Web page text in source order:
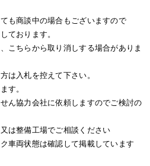
も商談中の場合もございますので
ております。
こちらから取り消しする場合がありま
は入札を控えて下さい。
す。
ん協力会社に依頼しますのでご検討の
は整備工場でご相談ください
車両状態は確認して掲載しています